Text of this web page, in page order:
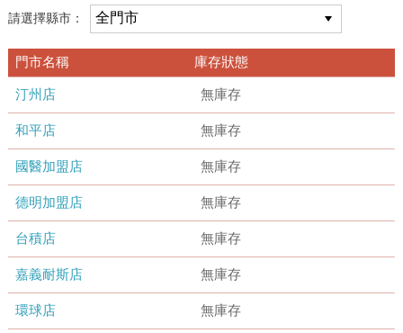
請選擇縣市：
門市名稱 庫存狀態
汀州店 無庫存
和平店 無庫存
國醫加盟店 無庫存
德明加盟店 無庫存
台積店 無庫存
嘉義耐斯店 無庫存
環球店 無庫存